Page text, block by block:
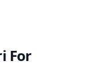
For